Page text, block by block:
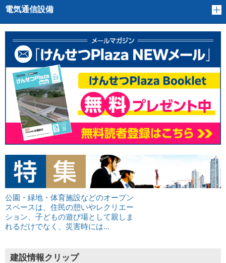
電気通信設備
公園・緑地・体育施設などのオープン
スペースは、住民の憩いやレクリエー
ション、子どもの遊び場として親しま
れるだけでなく、災害時には...
建設情報クリップ